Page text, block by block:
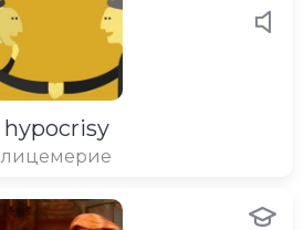
hypocrisy
лицемерие